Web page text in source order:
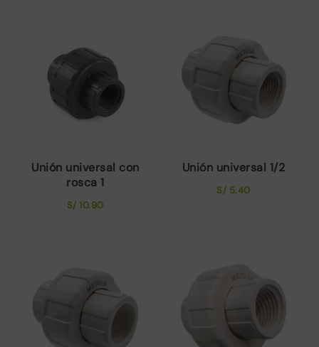
Unión universal con
rosca 1
S/ 10.90
Unión universal 1/2
S/ 5.40